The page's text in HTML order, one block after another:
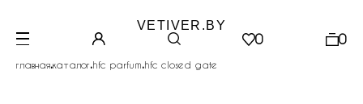
VETIVER.BY
0 0
главная.каталог.hfc parfum.hfc closed gate